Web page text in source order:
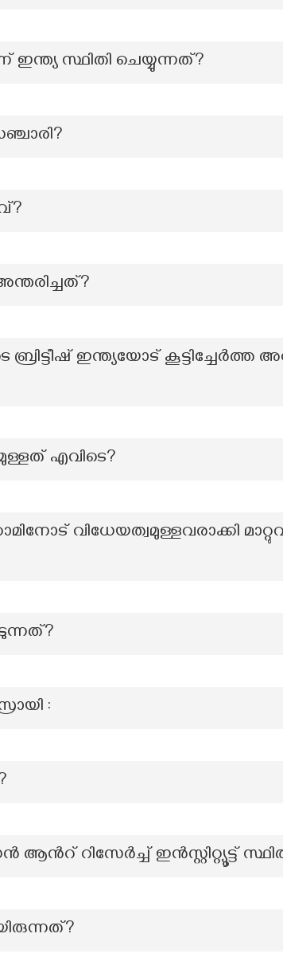
സ്ഥിതി ചെയ്യുന്നത്?
ഇന്ത്യയോട് കൂട്ടിച്ചേർത്ത
എവിടെ?
വിധേയത്വമുള്ളവരാക്കി
:
റിസേർച്ച് ഇൻസ്റ്റിറ്റ്യൂട്ട്